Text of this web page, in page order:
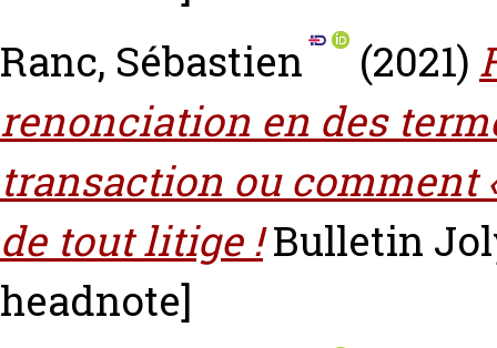
Ranc, Sébastien
(2021)
renonciation en des
transaction ou comment
de tout litige ! Bulletin
headnote]